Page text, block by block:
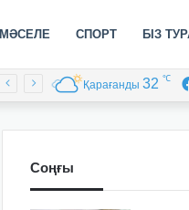
МӘСЕЛЕ СПОРТ БІЗ
Қарағанды 32 ℃
Соңғы